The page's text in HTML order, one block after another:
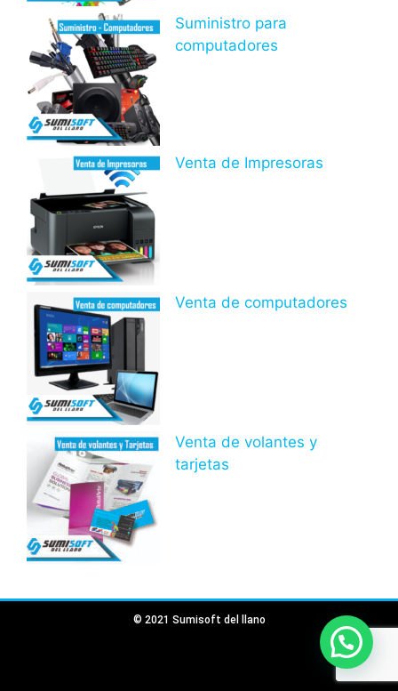
Suministro para
computadores
Venta de Impresoras
Venta de computadores
Venta de volantes y
tarjetas
© 2021 Sumisoft del llano